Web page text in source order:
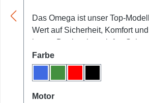
Das Omega ist unser Top-
Wert auf Sicherheit, Komfort
legen. Dank seines tiefen
bequemen Sitzes mit
drei stabilen Räder bietet es
Standfestigkeit – ideal für alle,
Farbeauswählen
BlauGrünRot Schwarz
Motorauswählen